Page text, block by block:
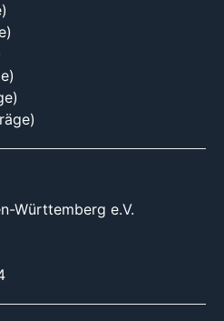
Württemberg e.V.